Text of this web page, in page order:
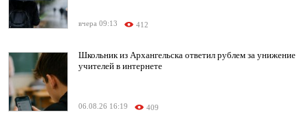
вчера 09:13 412
Школьник из Архангельска ответил рублем за унижение
учителей в интернете
06.08.26 16:19 409